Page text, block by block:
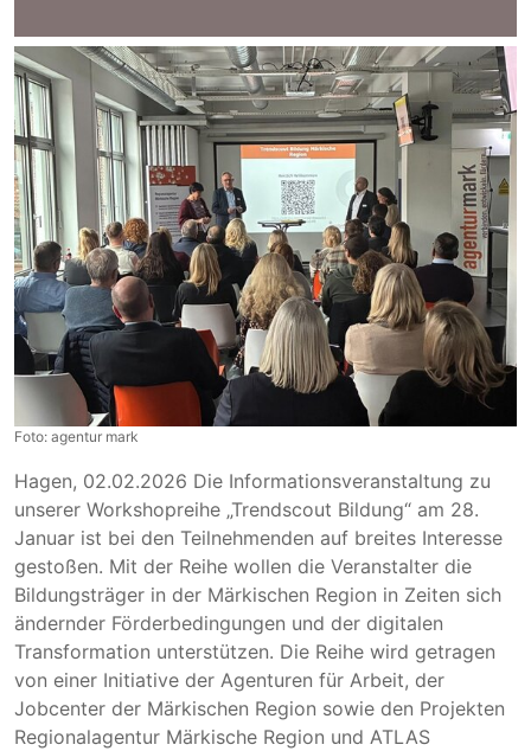
Foto: agentur mark
Hagen, 02.02.2026 Die Informationsveranstaltung zu
unserer Workshopreihe „Trendscout Bildung“ am 28.
Januar ist bei den Teilnehmenden auf breites Interesse
gestoßen. Mit der Reihe wollen die Veranstalter die
Bildungsträger in der Märkischen Region in Zeiten sich
ändernder Förderbedingungen und der digitalen
Transformation unterstützen. Die Reihe wird getragen
von einer Initiative der Agenturen für Arbeit, der
Jobcenter der Märkischen Region sowie den Projekten
Regionalagentur Märkische Region und ATLAS